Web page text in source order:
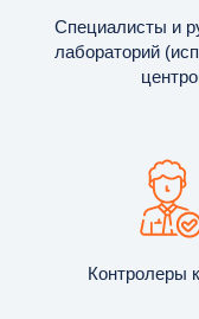
Специалисты и
лабораторий
Контролеры